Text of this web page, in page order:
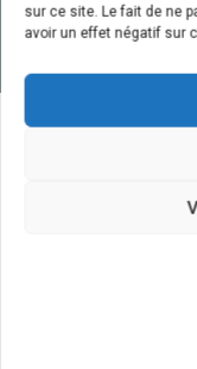
sur ce site. Le fait de ne
avoir un effet négatif sur
Quelques
solaires :